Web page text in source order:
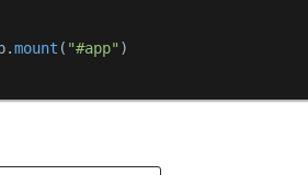
mount ( "#app" )